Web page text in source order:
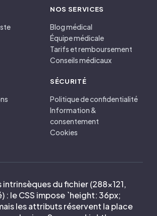
NOS SERVICES
Blog médical
Équipe médicale
Tarifs et remboursement
Conseils médicaux
SÉCURITÉ
Politique de confidentialité
Information &
consentement
Cookies
du fichier (288×121,
: le CSS impose `height: 36px;
les attributs réservent la place